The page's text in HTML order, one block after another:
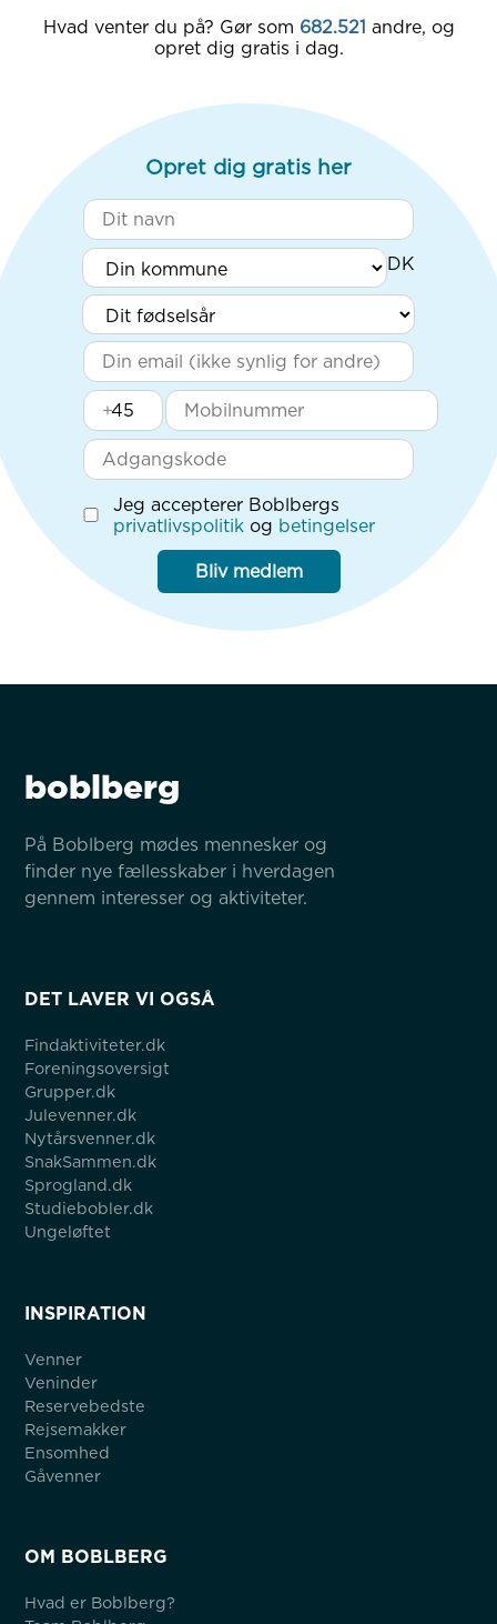
Hvad venter du på? Gør som 682.521 andre, og
opret dig gratis i dag.
Opret dig gratis her
+
Jeg accepterer Boblbergs
privatlivspolitik og betingelser
Bliv medlem
boblberg
På Boblberg mødes mennesker og
finder nye fællesskaber i hverdagen
gennem interesser og aktiviteter.
DET LAVER VI OGSÅ
Findaktiviteter.dk
Foreningsoversigt
Grupper.dk
Julevenner.dk
Nytårsvenner.dk
SnakSammen.dk
Sprogland.dk
Studiebobler.dk
Ungeløftet
INSPIRATION
Venner
Veninder
Reservebedste
Rejsemakker
Ensomhed
Gåvenner
OM BOBLBERG
Hvad er Boblberg?